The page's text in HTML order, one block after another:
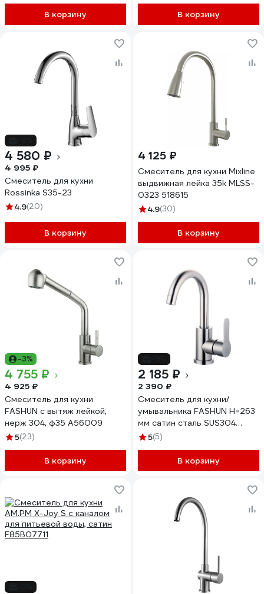
В корзину В корзину
4 580 ₽
4 995 ₽
Смеситель для кухни
Rossinka S35-23
4.9(20)
В корзину
4 125 ₽
Смеситель для кухни Mixline
выдвижная лейка 35k MLSS-
0323 518615
4.9(30)
В корзину
-3%
4 755 ₽
4 925 ₽
Смеситель для кухни
FASHUN с вытяж лейкой,
нерж 304, ф35 A56009
5(23)
В корзину
2 185 ₽
2 390 ₽
Смеситель для кухни/
умывальника FASHUN H=263
мм сатин сталь SUS304
A54001N-1
5(5)
В корзину